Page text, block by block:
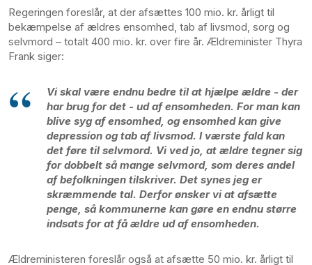
Regeringen foreslår, at der afsættes 100 mio. kr. årligt til
bekæmpelse af ældres ensomhed, tab af livsmod, sorg og
selvmord – totalt 400 mio. kr. over fire år. Ældreminister Thyra
Frank siger:
Vi skal være endnu bedre til at hjælpe ældre - der
har brug for det - ud af ensomheden. For man kan
blive syg af ensomhed, og ensomhed kan give
depression og tab af livsmod. I værste fald kan
det føre til selvmord. Vi ved jo, at ældre tegner sig
for dobbelt så mange selvmord, som deres andel
af befolkningen tilskriver. Det synes jeg er
skræmmende tal. Derfor ønsker vi at afsætte
penge, så kommunerne kan gøre en endnu større
indsats for at få ældre ud af ensomheden.
Ældreministeren foreslår også at afsætte 50 mio. kr. årligt til